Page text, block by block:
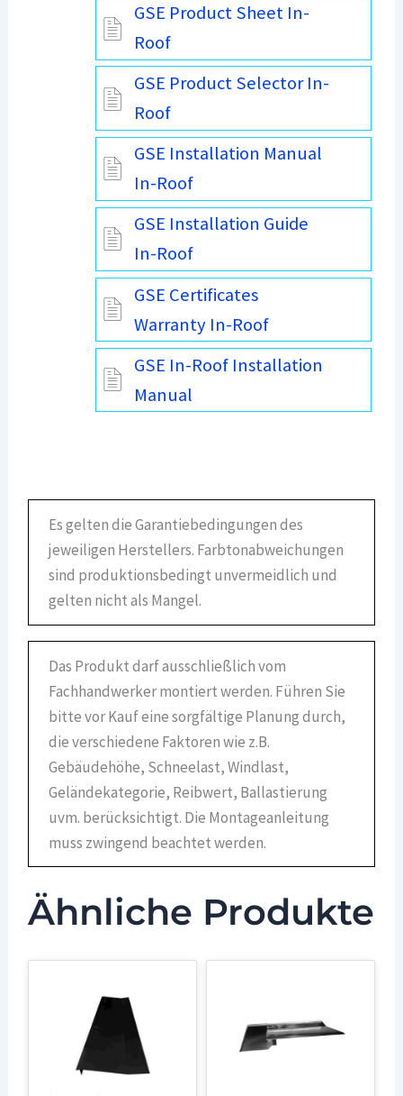
GSE Product Sheet In-
Roof
GSE Product Selector In-
Roof
GSE Installation Manual
In-Roof
GSE Installation Guide
In-Roof
GSE Certificates
Warranty In-Roof
GSE In-Roof Installation
Manual
Es gelten die Garantiebedingungen des
jeweiligen Herstellers. Farbtonabweichungen
sind produktionsbedingt unvermeidlich und
gelten nicht als Mangel.
Das Produkt darf ausschließlich vom
Fachhandwerker montiert werden. Führen Sie
bitte vor Kauf eine sorgfältige Planung durch,
die verschiedene Faktoren wie z.B.
Gebäudehöhe, Schneelast, Windlast,
Geländekategorie, Reibwert, Ballastierung
uvm. berücksichtigt. Die Montageanleitung
muss zwingend beachtet werden.
Ähnliche Produkte